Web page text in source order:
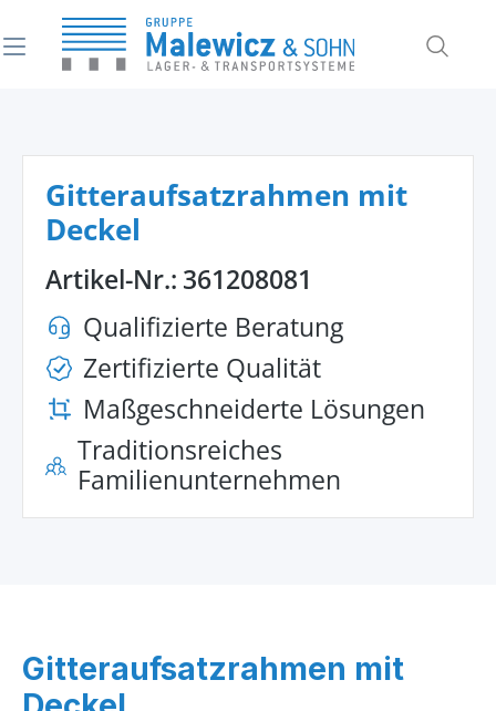
springen
Gitteraufsatzrahmen mit
Deckel
Artikel-Nr.: 361208081
Qualifizierte Beratung
Zertifizierte Qualität
Maßgeschneiderte Lösungen
Traditionsreiches
Familienunternehmen
Gitteraufsatzrahmen mit